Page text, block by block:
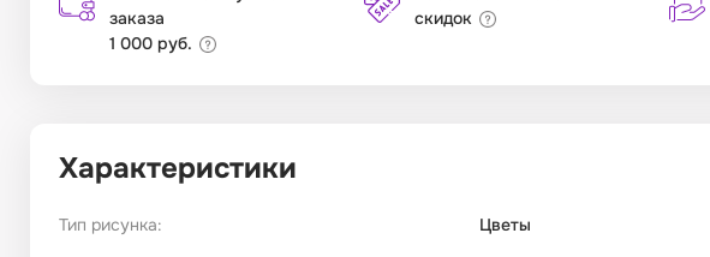
заказа
1 000 руб.
скидок
Характеристики
Тип рисунка:
Цветы